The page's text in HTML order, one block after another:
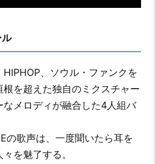
、ソウル・ファンクを
を超えた独自のミクスチャー
メロディが融合した4人組バ
の歌声は、一度聞いたら耳を
を魅了する。